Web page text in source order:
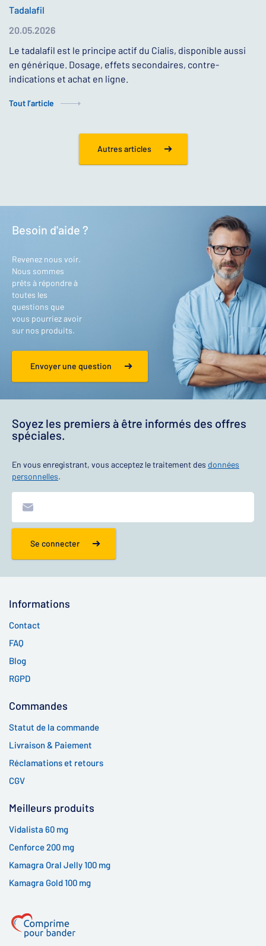
Tadalafil
20.05.2026
Le tadalafil est le principe actif du Cialis, disponible aussi
en générique. Dosage, effets secondaires, contre-
indications et achat en ligne.
Tout l’article
Autres articles
Besoin d'aide ?
Revenez nous voir.
Nous sommes
prêts à répondre à
toutes les
questions que
vous pourriez avoir
sur nos produits.
Envoyer une question
Soyez les premiers à être informés des offres
spéciales.
En vous enregistrant, vous acceptez le traitement des données
personnelles.
Se connecter
Informations
Contact
FAQ
Blog
RGPD
Commandes
Statut de la commande
Livraison & Paiement
Réclamations et retours
CGV
Meilleurs produits
Vidalista 60 mg
Cenforce 200 mg
Kamagra Oral Jelly 100 mg
Kamagra Gold 100 mg